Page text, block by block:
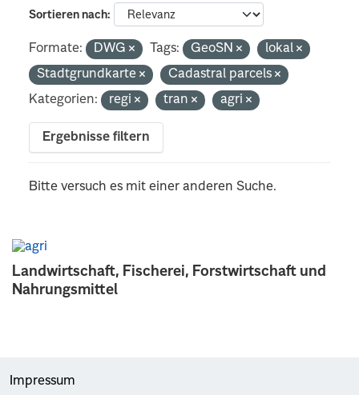
Landwirtschaft, Fischerei, Forstwirtschaft und
Nahrungsmittel
Sortieren nach
Formate: DWG Tags: GeoSN
lokal
Stadtgrundkarte
Cadastral parcels
Kategorien:
regi tran agri
Ergebnisse filtern
Bitte versuch es mit einer anderen Suche.
Impressum